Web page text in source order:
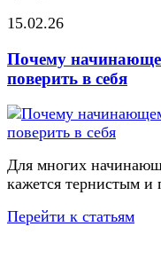
15.02.26
Почему
поверить в себя
Для многих
кажется тернистым
Перейти к статьям